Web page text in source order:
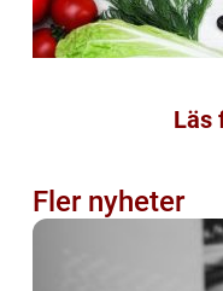
Läs
Fler nyheter